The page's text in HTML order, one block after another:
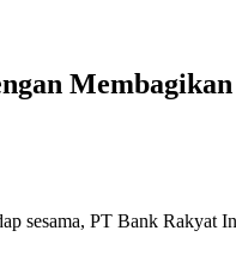
sesama, PT Bank Rakyat